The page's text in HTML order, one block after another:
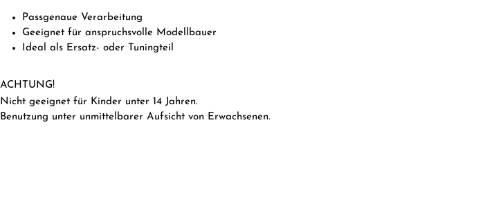
Passgenaue Verarbeitung
Geeignet für anspruchsvolle Modellbauer
Ideal als Ersatz- oder Tuningteil
ACHTUNG!
Nicht geeignet für Kinder unter 14 Jahren.
Benutzung unter unmittelbarer Aufsicht von Erwachsenen.